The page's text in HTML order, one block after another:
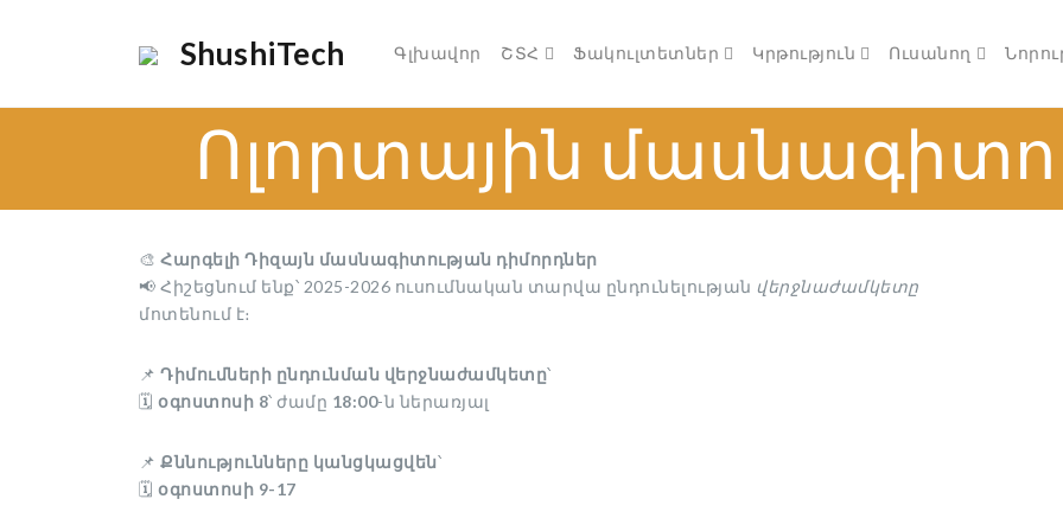
ShushiTech Գլխավոր ՇՏՀ Ֆակուլտետներ Կրթություն Ուսանող
Ոլորտային
🎨 Հարգելի Դիզայն մասնագիտության դիմորդներ
📢 Հիշեցնում ենք՝ 2025-2026 ուսումնական տարվա ընդունելության վերջնաժամկետը
մոտենում է։
📌 Դիմումների ընդունման վերջնաժամկետը՝
🗓️ օգոստոսի 8՝ ժամը 18:00-ն ներառյալ
📌 Քննությունները կանցկացվեն՝
🗓️ օգոստոսի 9-17